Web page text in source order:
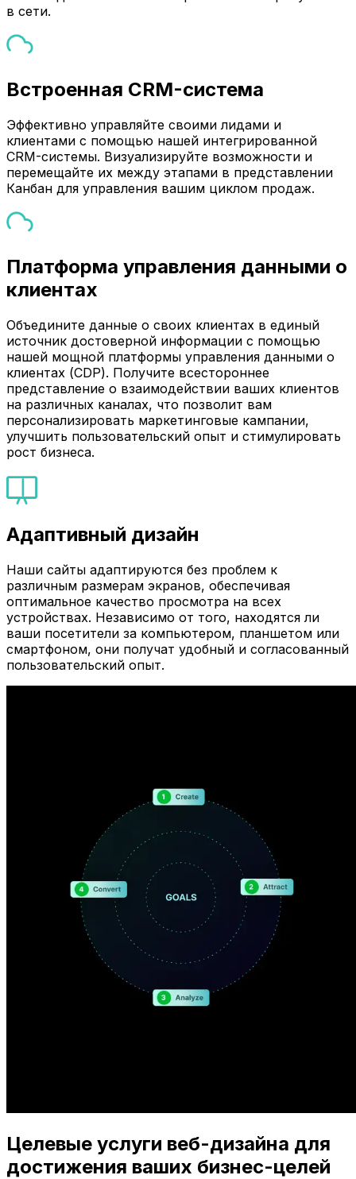
в сети.
Встроенная CRM-система
Эффективно управляйте своими лидами и
клиентами с помощью нашей интегрированной
CRM-системы. Визуализируйте возможности и
перемещайте их между этапами в представлении
Канбан для управления вашим циклом продаж.
Платформа управления данными о
клиентах
Объедините данные о своих клиентах в единый
источник достоверной информации с помощью
нашей мощной платформы управления данными о
клиентах (CDP). Получите всестороннее
представление о взаимодействии ваших клиентов
на различных каналах, что позволит вам
персонализировать маркетинговые кампании,
улучшить пользовательский опыт и стимулировать
рост бизнеса.
Адаптивный дизайн
Наши сайты адаптируются без проблем к
различным размерам экранов, обеспечивая
оптимальное качество просмотра на всех
устройствах. Независимо от того, находятся ли
ваши посетители за компьютером, планшетом или
смартфоном, они получат удобный и согласованный
пользовательский опыт.
Целевые услуги веб-дизайна для
достижения ваших бизнес-целей